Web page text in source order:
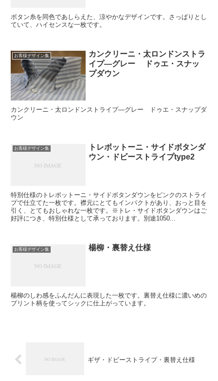
ボタン糸を同色であしらえた、涼やかなデザインです。さっぱりとし
ていて、ハイセンスな一枚です。
お客様デザイン集
カンクリーニ・太ロンドンストラ
イプ―グレー ドゥエ・スナッ
プダウン
カンクリーニ・太ロンドンストライプ―グレー ドゥエ・スナップダ
ウン
お客様デザイン集
トレボットーニ・サイドボタンダ
ウン・ドビーストライプtype2
特別仕様のトレボットーニ・サイドボタンダウンをピンクのストライ
プで仕立てた一枚です。襟元にとてもインパクトがあり、おっと目を
引く、とてもおしゃれな一枚です。※トレ・サイドボタンダウンはご
好評につき、特別仕様として承っております。別途1050...
お客様デザイン集 楊柳・裏替え仕様
楊柳のしわ感をふんだんに表現した一枚です。裏替え仕様に濃いめの
プリント柄を使ってシックに仕上がっています。
ギザ・ドビーストライプ・裏替え仕様